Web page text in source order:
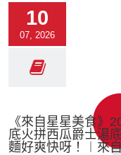
10
07, 2026
《來自星星美食》
底火拼西瓜爵士湯
麵好爽快呀！︱來